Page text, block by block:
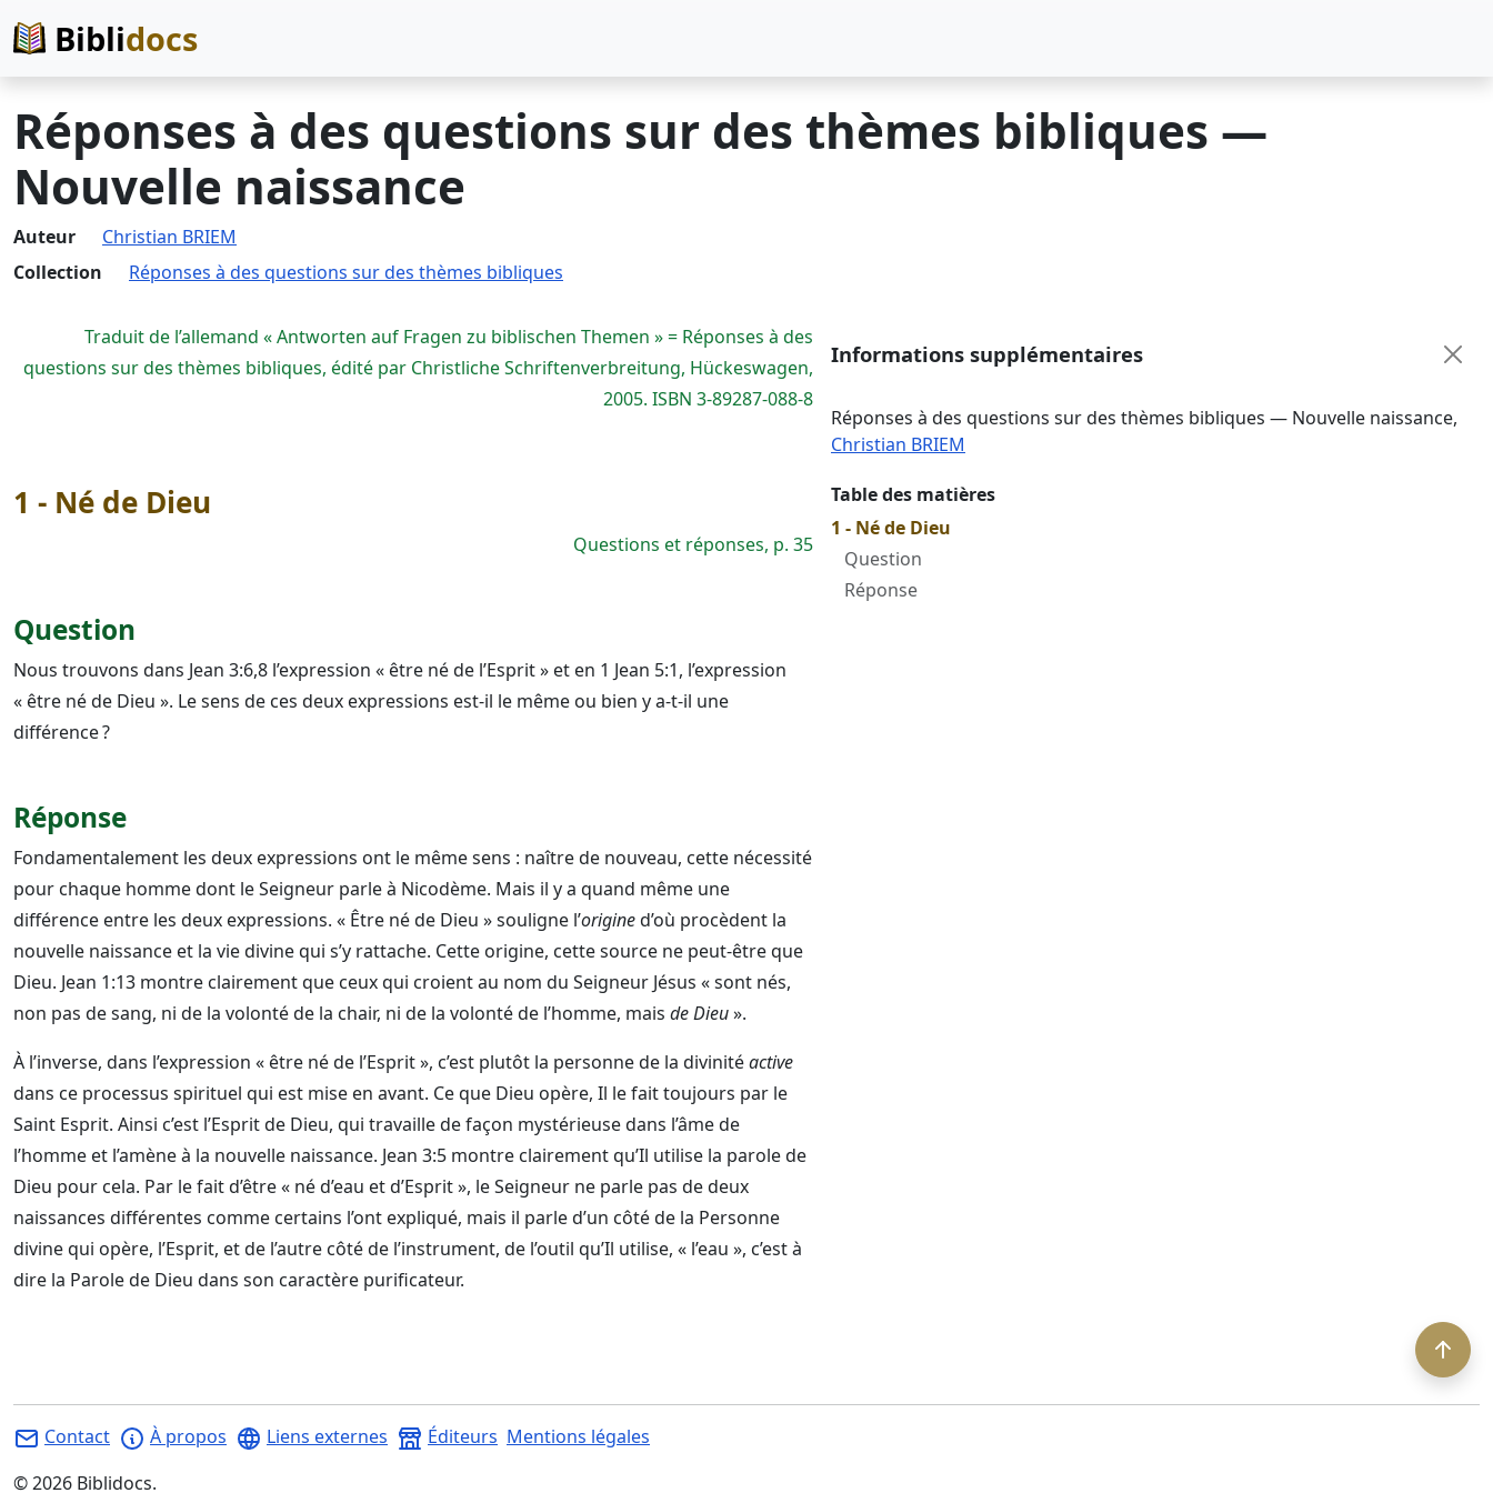
Biblidocs
Réponses à des questions sur des thèmes bibliques —
Nouvelle naissance
Auteur
Christian BRIEM
Collection
Réponses à des questions sur des thèmes bibliques
Traduit de l’allemand « Antworten auf Fragen zu biblischen Themen » = Réponses à des
questions sur des thèmes bibliques, édité par Christliche Schriftenverbreitung, Hückeswagen,
2005. ISBN 3-89287-088-8
1 - Né de Dieu
Questions et réponses, p. 35
Question
Nous trouvons dans Jean 3:6,8 l’expression « être né de l’Esprit » et en 1 Jean 5:1, l’expression
« être né de Dieu ». Le sens de ces deux expressions est-il le même ou bien y a-t-il une
différence ?
Réponse
Fondamentalement les deux expressions ont le même sens : naître de nouveau, cette nécessité
pour chaque homme dont le Seigneur parle à Nicodème. Mais il y a quand même une
différence entre les deux expressions. « Être né de Dieu » souligne l’origined’où procèdent la
nouvelle naissance et la vie divine qui s’y rattache. Cette origine, cette source ne peut-être que
Dieu. Jean 1:13 montre clairement que ceux qui croient au nom du Seigneur Jésus « sont nés,
non pas de sang, ni de la volonté de la chair, ni de la volonté de l’homme, mais de Dieu».
À l’inverse, dans l’expression « être né de l’Esprit », c’est plutôt la personne de la divinitéactive
dans ce processus spirituel qui est mise en avant. Ce que Dieu opère, Il le fait toujours par le
Saint Esprit. Ainsi c’est l’Esprit de Dieu, qui travaille de façon mystérieuse dans l’âme de
l’homme et l’amène à la nouvelle naissance. Jean 3:5 montre clairement qu’Il utilise la parole de
Dieu pour cela. Par le fait d’être « né d’eau et d’Esprit », le Seigneur ne parle pas de deux
naissances différentes comme certains l’ont expliqué, mais il parle d’un côté de la Personne
divine qui opère, l’Esprit, et de l’autre côté de l’instrument, de l’outil qu’Il utilise, « l’eau », c’est à
dire la Parole de Dieu dans son caractère purificateur.
Informations supplémentaires
Réponses à des questions sur des thèmes bibliques — Nouvelle naissance,
Christian BRIEM
Table des matières
1 - Né de Dieu
Question
Réponse
Contact À propos Liens externes Éditeurs Mentions légales
©2026 Biblidocs.